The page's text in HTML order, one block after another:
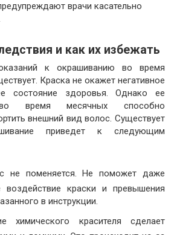
врачи касательно
и как их избежать
к окрашиванию во время
Краска не окажет негативное
состояние здоровья. Однако ее
во время месячных способно
внешний вид волос. Существует
приведет к следующим
не поменяется. Не поможет даже
воздействие краски и превышения
в инструкции.
химического красителя сделает